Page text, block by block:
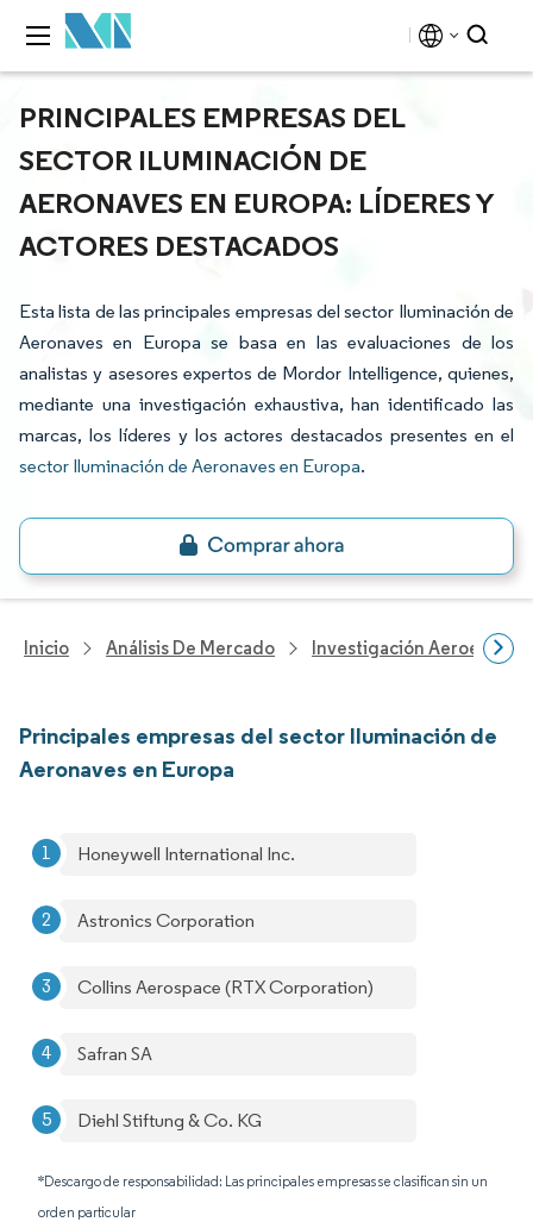
PRINCIPALES EMPRESAS DEL
SECTOR ILUMINACIÓN DE
AERONAVES EN EUROPA: LÍDERES Y
ACTORES DESTACADOS
Esta lista de las principales empresas del sector Iluminación de
Aeronaves en Europa se basa en las evaluaciones de los
analistas y asesores expertos de Mordor Intelligence, quienes,
mediante una investigación exhaustiva, han identificado las
marcas, los líderes y los actores destacados presentes en el
sector Iluminación de Aeronaves en Europa.
Inicio Análisis De Mercado Investigación
Principales empresas del sector Iluminación de
Aeronaves en Europa
Honeywell International Inc.
Astronics Corporation
Collins Aerospace (RTX Corporation)
Safran SA
Diehl Stiftung & Co. KG
*Descargo de responsabilidad: Las principales empresas se clasifican sin un
orden particular